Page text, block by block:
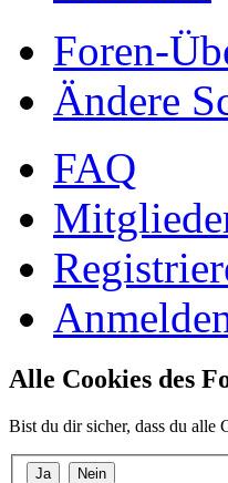
Foren-
Ändere
FAQ
Alle Cookies des
Bist du dir sicher, dass du alle